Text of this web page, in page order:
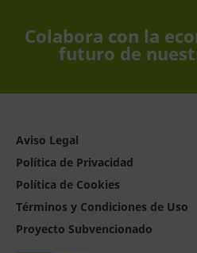
Colabora con la
futuro de
Aviso Legal
Política de Privacidad
Política de Cookies
Términos y Condiciones de Uso
Proyecto Subvencionado